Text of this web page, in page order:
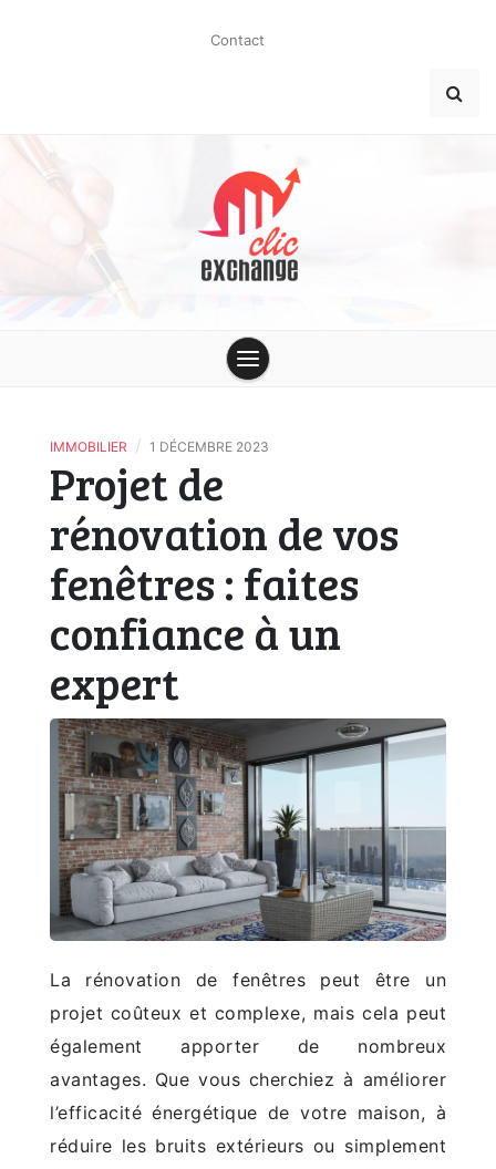
Contact
clic-
IMMOBILIER / 1 DÉCEMBRE 2023
Projet de
rénovation de vos
fenêtres : faites
confiance à un
expert
La rénovation de fenêtres peut être un
projet coûteux et complexe, mais cela peut
également apporter de nombreux
avantages. Que vous cherchiez à améliorer
l’efficacité énergétique de votre maison, à
réduire les bruits extérieurs ou simplement